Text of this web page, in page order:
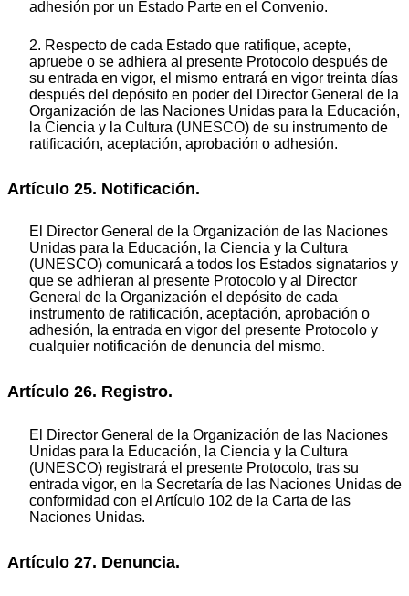
adhesión por un Estado Parte en el Convenio.
2. Respecto de cada Estado que ratifique, acepte,
apruebe o se adhiera al presente Protocolo después de
su entrada en vigor, el mismo entrará en vigor treinta días
después del depósito en poder del Director General de la
Organización de las Naciones Unidas para la Educación,
la Ciencia y la Cultura (UNESCO) de su instrumento de
ratificación, aceptación, aprobación o adhesión.
Artículo 25. Notificación.
El Director General de la Organización de las Naciones
Unidas para la Educación, la Ciencia y la Cultura
(UNESCO) comunicará a todos los Estados signatarios y
que se adhieran al presente Protocolo y al Director
General de la Organización el depósito de cada
instrumento de ratificación, aceptación, aprobación o
adhesión, la entrada en vigor del presente Protocolo y
cualquier notificación de denuncia del mismo.
Artículo 26. Registro.
El Director General de la Organización de las Naciones
Unidas para la Educación, la Ciencia y la Cultura
(UNESCO) registrará el presente Protocolo, tras su
entrada vigor, en la Secretaría de las Naciones Unidas de
conformidad con el Artículo 102 de la Carta de las
Naciones Unidas.
Artículo 27. Denuncia.